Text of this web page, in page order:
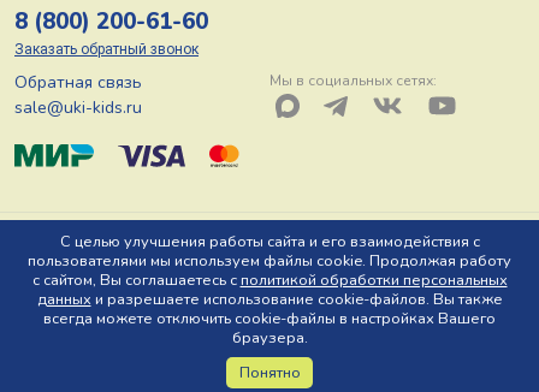
С целью улучшения работы сайта и его взаимодействия с
пользователями мы используем файлы cookie. Продолжая работу
с сайтом, Вы соглашаетесь сполитикой обработки персональных
данных и разрешаете использование cookie-файлов. Вы также
всегда можете отключить cookie-файлы в настройках Вашего
браузера.
Понятно
8 (800) 200-61-60
Заказать обратный звонок
Обратная связь
sale@uki-kids.ru
Мы в социальных сетях:
© ООО «Юки-кидс» 2026, Тел: 8 (800) 200-61-60, Адрес: 150044 г.
Ярославль, пр-т Октября, д. 78 Ю